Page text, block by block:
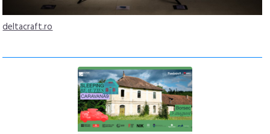
deltacraft.ro